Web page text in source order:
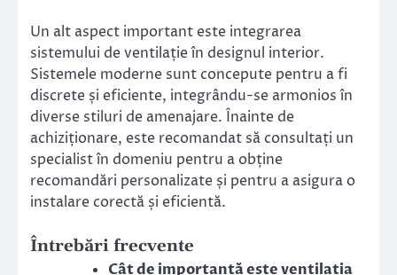
Un alt aspect important este integrarea
sistemului de ventilație în designul interior.
Sistemele moderne sunt concepute pentru a fi
discrete și eficiente, integrându-se armonios în
diverse stiluri de amenajare. Înainte de
achiziționare, este recomandat să consultați un
specialist în domeniu pentru a obține
recomandări personalizate și pentru a asigura o
instalare corectă și eficientă.
Întrebări frecvente
Cât de importantă este ventilația